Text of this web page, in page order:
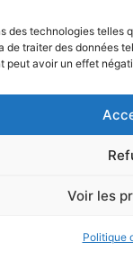
des technologies
traiter des données
peut avoir un effet
Voir les
Politique